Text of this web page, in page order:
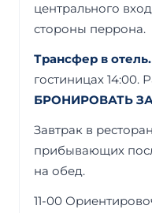
центрального
стороны перрона.
Трансфер в отель.
гостиницах 14:00.
БРОНИРОВАТЬ
Завтрак в
прибывающих
на обед.
11-00